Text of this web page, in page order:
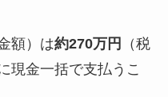
額）は約270万円
（税
現金一括で支払うこ